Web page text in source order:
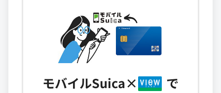
モバイルSuica×
で